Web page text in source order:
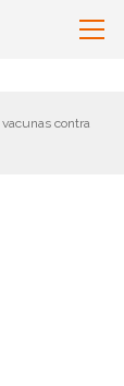
contra